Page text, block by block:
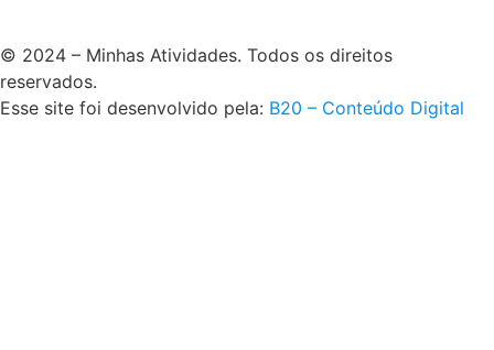
© 2024 – Minhas Atividades. Todos os direitos
reservados.
Esse site foi desenvolvido pela: B20 – Conteúdo Digital